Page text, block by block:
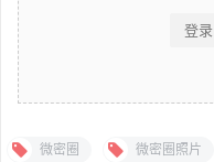
登录
微密圈 微密圈照片